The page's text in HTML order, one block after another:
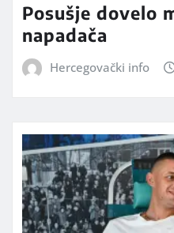
Posušje dovelo
napadača
Hercegovački info